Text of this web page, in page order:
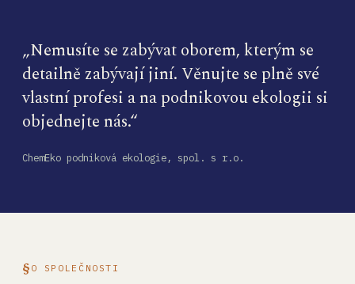
„Nemusíte se zabývat oborem, kterým se
detailně zabývají jiní. Věnujte se plně své
vlastní profesi a na podnikovou ekologii si
objednejte nás.“
ChemEko podniková ekologie, spol. s r.o.
O SPOLEČNOSTI